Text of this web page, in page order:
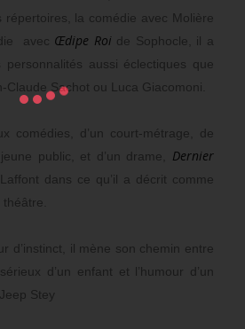
répertoires, la comédie avec Molière
avec Œdipe Roi de Sophocle, il a
personnalités aussi éclectiques que
Claude Sachot ou Luca Giacomoni.
comédies, d’un court-métrage, de
public, et d’un drame, Dernier
dans ce qu’il a décrit comme
d’instinct, il mène son chemin entre
d’un enfant et l’humour d’un
Stey